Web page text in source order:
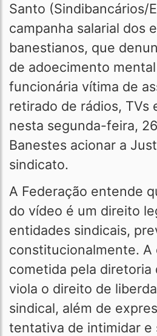
Santo (Sindibancários/
campanha salarial dos
banestianos, que
de adoecimento
funcionária vítima de
retirado de rádios, TVs
nesta segunda-feira,
Banestes acionar a
sindicato.
A Federação entende
do vídeo é um direito
entidades sindicais,
constitucionalmente. A
cometida pela diretoria
viola o direito de
sindical, além de
tentativa de intimidar e